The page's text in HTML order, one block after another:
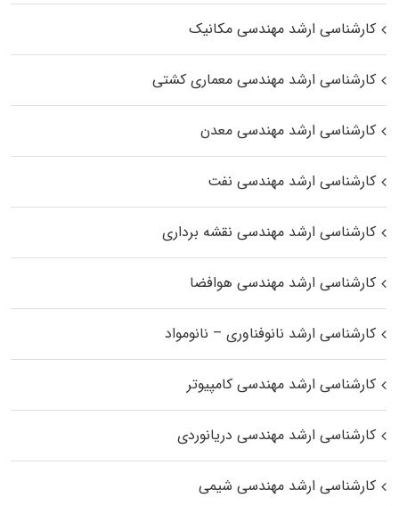
کارشناسی ارشد مهندسی مکانیک
کارشناسی ارشد مهندسی معماری کشتی
کارشناسی ارشد مهندسی معدن
کارشناسی ارشد مهندسی نفت
کارشناسی ارشد مهندسی نقشه برداری
کارشناسی ارشد مهندسی هوافضا
کارشناسی ارشد نانوفناوری – نانومواد
کارشناسی ارشد مهندسی کامپیوتر
کارشناسی ارشد مهندسی دریانوردی
کارشناسی ارشد مهندسی شیمی